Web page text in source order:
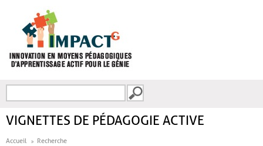
FORMULAIRE DE
VIGNETTES DE PÉDAGOGIE ACTIVE
Accueil Recherche